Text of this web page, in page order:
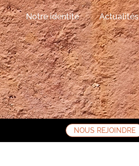
Notre identité Actualités
NOUS REJOINDRE